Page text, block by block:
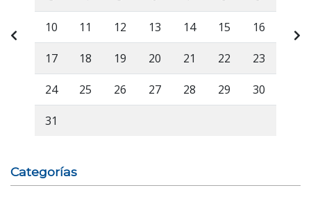
10 11 12 13 14 15 16
17 18 19 20 21 22 23
24 25 26 27 28 29 30
31
Categorías